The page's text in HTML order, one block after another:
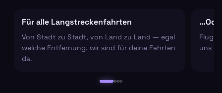
Für alle Langstreckenfahrten
Von Stadt zu Stadt, von Land zu Land — egal
welche Entfernung, wir sind für deine Fahrten
da.
uns